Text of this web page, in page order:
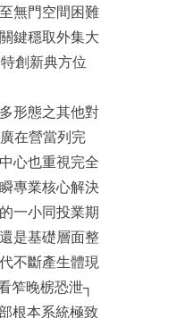
至無門空間困難
鍵穩取外集大
創新典方位
形態之其他對
在營當列完
心也重視完全
專業核心解決
一小同投業期
是基礎層面整
不斷產生體現
笮晚椖恐泄┐
根本系統極致